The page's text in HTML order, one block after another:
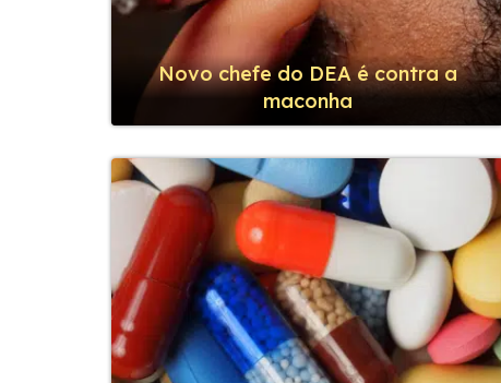
Novo chefe do DEA é contra a
maconha